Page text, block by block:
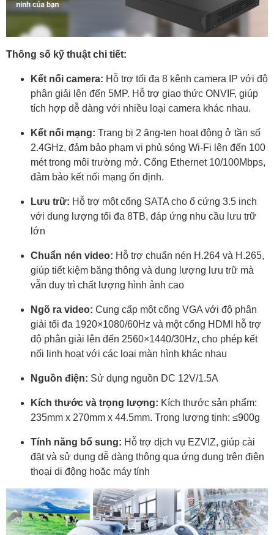
Thông số kỹ thuật chi tiết:
Kết nối camera: Hỗ trợ tối đa 8 kênh camera IP với độ
phân giải lên đến 5MP. Hỗ trợ giao thức ONVIF, giúp
tích hợp dễ dàng với nhiều loại camera khác nhau.​
Kết nối mạng: Trang bị 2 ăng-ten hoạt động ở tần số
2.4GHz, đảm bảo phạm vi phủ sóng Wi-Fi lên đến 100
mét trong môi trường mở. Cổng Ethernet 10/100Mbps,
đảm bảo kết nối mạng ổn định.​
Lưu trữ: Hỗ trợ một cổng SATA cho ổ cứng 3.5 inch
với dung lượng tối đa 8TB, đáp ứng nhu cầu lưu trữ
lớn
Chuẩn nén video: Hỗ trợ chuẩn nén H.264 và H.265,
giúp tiết kiệm băng thông và dung lượng lưu trữ mà
vẫn duy trì chất lượng hình ảnh cao
Ngõ ra video: Cung cấp một cổng VGA với độ phân
giải tối đa 1920×1080/60Hz và một cổng HDMI hỗ trợ
độ phân giải lên đến 2560×1440/30Hz, cho phép kết
nối linh hoạt với các loại màn hình khác nhau
Nguồn điện: Sử dụng nguồn DC 12V/1.5A
Kích thước và trọng lượng: Kích thước sản phẩm:
235mm x 270mm x 44.5mm.​ Trọng lượng tịnh: ≤900g
Tính năng bổ sung: Hỗ trợ dịch vụ EZVIZ, giúp cài
đặt và sử dụng dễ dàng thông qua ứng dụng trên điện
thoại di động hoặc máy tính